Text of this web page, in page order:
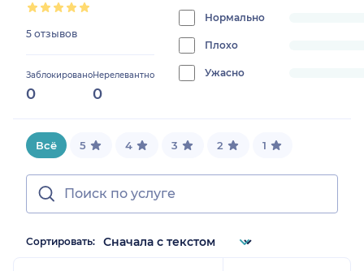
5 отзывов
Заблокировано
0
Нерелевантно
0
0%
Нормально
0%
Плохо
0%
Ужасно
progress:
Всё 5 4 3 2 1
Сортировать: